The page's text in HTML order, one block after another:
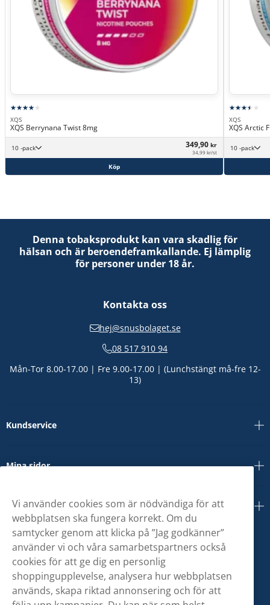
XQS
XQS Berrynana Twist 8mg
10 -pack 349,90 kr
34,99 kr/st
Köp
XQS
XQS Arctic
10 -pack
Denna tobaksprodukt kan vara skadlig för
hälsan och är beroendeframkallande. Ej lämplig
för personer under 18 år.
Kontakta oss
hej@snusbolaget.se
08 517 910 94
Mån-Tor 8.00-17.00 | Fre 9.00-17.00 | (Lunchstängt må-fre 12-
13)
Kundservice
Mina sidor
Om oss
Vi använder cookies som är nödvändiga för att
webbplatsen ska fungera korrekt. Om du
samtycker genom att klicka på ”Jag godkänner”
använder vi och våra samarbetspartners också
cookies för att ge dig en personlig
shoppingupplevelse, analysera hur webbplatsen
används, skapa riktad annonsering och för att